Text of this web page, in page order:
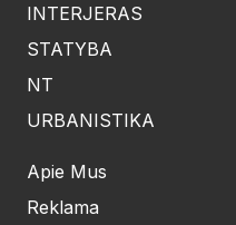
INTERJERAS
STATYBA
NT
URBANISTIKA
Apie Mus
Reklama